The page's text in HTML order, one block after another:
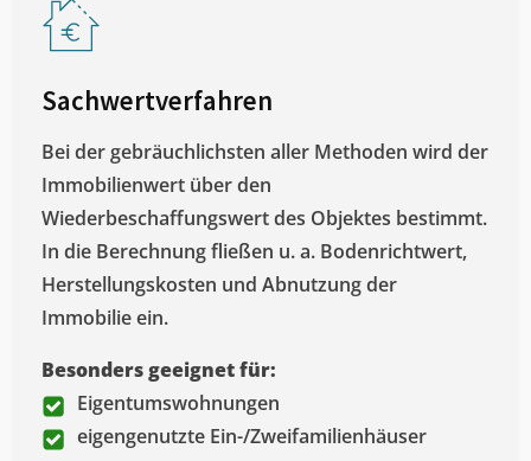
Sachwertverfahren
Bei der gebräuchlichsten aller Methoden wird der
Immobilienwert über den
Wiederbeschaffungswert des Objektes bestimmt.
In die Berechnung fließen u. a. Bodenrichtwert,
Herstellungskosten und Abnutzung der
Immobilie ein.
Besonders geeignet für:
Eigentumswohnungen
eigengenutzte Ein-/Zweifamilienhäuser